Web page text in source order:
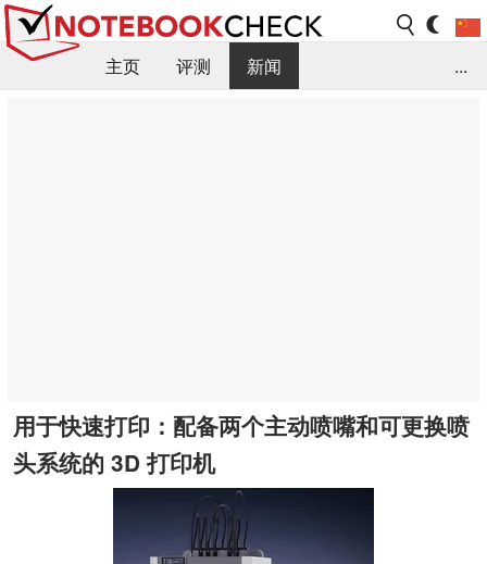
主页 评测
新闻
...
用于快速打印：配备两个主动喷嘴和可更换喷
头系统的 3D 打印机